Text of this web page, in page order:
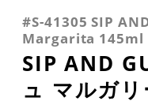
カクテルグラス
#S-41305 SIP
Margarita 145ml
SIP AND
ュ マルガ